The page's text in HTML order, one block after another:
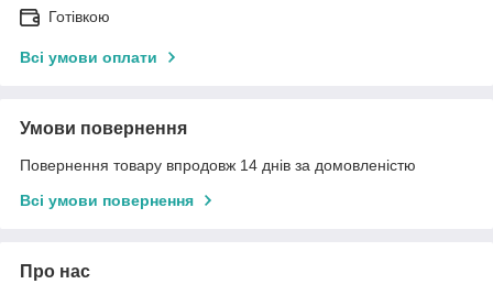
Готівкою
Всі умови оплати
Умови повернення
Повернення товару впродовж 14 днів за домовленістю
Всі умови повернення
Про нас